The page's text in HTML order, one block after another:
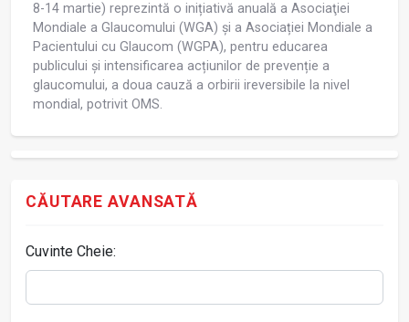
8-14 martie) reprezintă o inițiativă anuală a Asociaţiei
Mondiale a Glaucomului (WGA) și a Asociației Mondiale a
Pacientului cu Glaucom (WGPA), pentru educarea
publicului și intensificarea acțiunilor de prevenție a
glaucomului, a doua cauză a orbirii ireversibile la nivel
mondial, potrivit OMS.
CĂUTARE AVANSATĂ
Cuvinte Cheie: